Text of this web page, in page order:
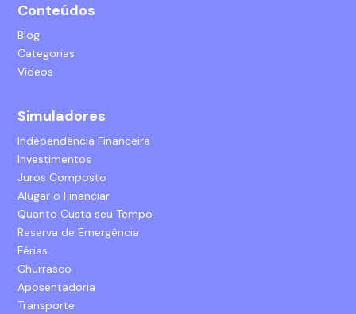
Conteúdos
Blog
Categorias
Vídeos
Simuladores
Independência Financeira
Investimentos
Juros Composto
Alugar o Financiar
Quanto Custa seu Tempo
Reserva de Emergência
Férias
Churrasco
Aposentadoria
Transporte